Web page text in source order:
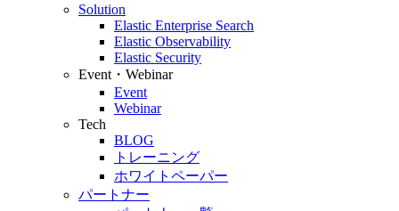
Solution
Elastic Enterprise Search
Elastic Observability
Elastic Security
Event・Webinar
Event
Webinar
Tech
BLOG
トレーニング
ホワイトペーパー
パートナー